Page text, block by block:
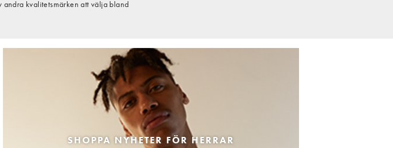
kvalitetsmärken att välja bland
SHOPPA NYHETER FÖR HERRAR